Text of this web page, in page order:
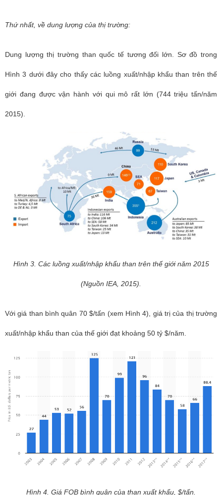
Thứ nhất, về dung lượng của thị trường:
Dung lượng thị trường than quốc tế tương đối lớn. Sơ đồ trong
Hình 3 dưới đây cho thấy các luồng xuất/nhập khẩu than trên thế
giới đang được vận hành với qui mô rất lớn (744 triệu tấn/năm
2015).
Hình 3. Các luồng xuất/nhập khẩu than trên thế giới năm 2015
(Nguồn IEA, 2015).
Với giá than bình quân 70 $/tấn (xem Hình 4), giá trị của thị trường
xuất/nhập khẩu than của thế giới đạt khoảng 50 tỷ $/năm.
Hình 4. Giá FOB bình quân của than xuất khẩu, $/tấn.